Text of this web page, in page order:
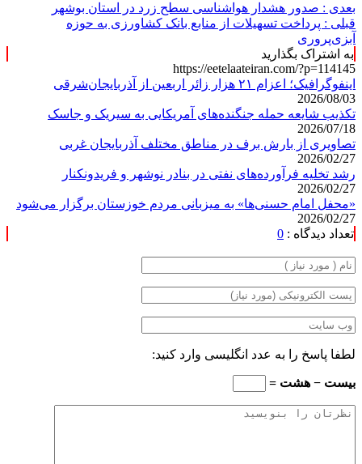
بعدی : صدور هشدار هواشناسی سطح زرد در استان بوشهر
قبلی : پرداخت تسهیلات از منابع بانک کشاورزی به حوزه
آبزی‌پروری
به اشتراک بگذارید
https://eetelaateiran.com/?p=114145
اینفوگرافیک؛ اعزام ۲۱ هزار زائر اربعین از آذربایجان‌شرقی
2026/08/03
تکذیب شایعه حمله جنگنده‌های آمریکایی به سیریک و جاسک
2026/07/18
تصاویری از بارش برف در مناطق مختلف آذربایجان غربی
2026/02/27
رشد تخلیه فرآورده‌های نفتی در بنادر نوشهر و فریدونکنار
2026/02/27
«محفل امام حسنی‌ها» به میزبانی مردم خوزستان برگزار می‌شود
2026/02/27
تعداد دیدگاه : 0
لطفا پاسخ را به عدد انگلیسی وارد کنید:
بیست − هشت =